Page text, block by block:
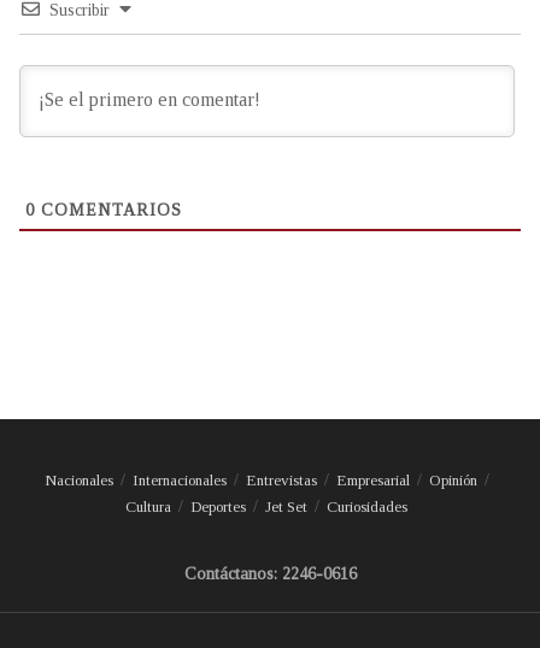
Suscribir
0 COMENTARIOS
Nacionales Internacionales Entrevistas Empresarial
Opinión
Cultura
Deportes Jet Set Curiosidades
Contáctanos: 2246-0616